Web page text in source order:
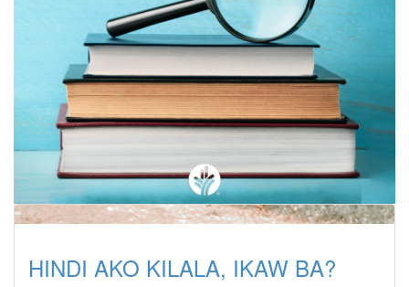
HINDI AKO KILALA, IKAW BA?